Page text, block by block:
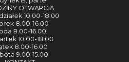
OTWARCIA
10.00-18.00
8.00-16.00
8.00-16.00
10.00-18.00
8.00-16.00
9.00-15.00